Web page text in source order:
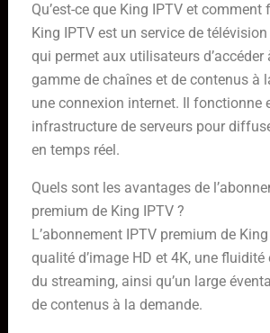
Qu’est-ce que King IPTV et comment
King IPTV est un service de
qui permet aux utilisateurs d’accéder
gamme de chaînes et de contenus à
une connexion internet. Il fonctionne
infrastructure de serveurs pour
en temps réel.
Quels sont les avantages de
premium de King IPTV ?
L’abonnement IPTV premium de
qualité d’image HD et 4K, une
du streaming, ainsi qu’un large
de contenus à la demande.